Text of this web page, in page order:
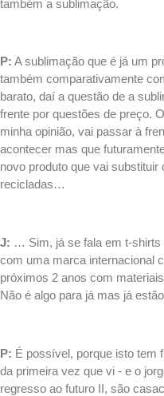
também a sublimação.
P: A sublimação que é já um
também comparativamente
barato, daí a questão de a
frente por questões de preço.
minha opinião, vai passar à
acontecer mas que
novo produto que vai substituir
recicladas…
J: … Sim, já se fala em t-shirts
com uma marca internacional
próximos 2 anos com
Não é algo para já mas já
P: É possível, porque isto tem
da primeira vez que vi - e o
regresso ao futuro II, são